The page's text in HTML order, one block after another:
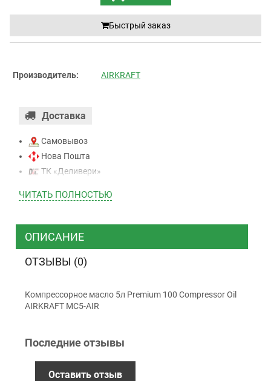
Быстрый заказ
Производитель: AIRKRAFT
Доставка
Самовывоз
Нова Пошта
ТК «Деливери»
ТК “Justin”
ТК ”УкрПочта”
Наличными
Приватбанк
Безналичный расчет (с НДС)
ЧИТАТЬ ПОЛНОСТЬЮ
ОПИСАНИЕ
ОТЗЫВЫ (0)
Компрессорное масло 5л Premium 100 Compressor Oil
AIRKRAFT MC5-AIR
Последние отзывы
Оставить отзыв